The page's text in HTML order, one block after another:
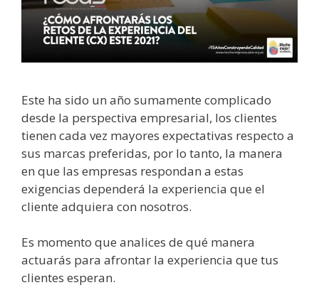
Este ha sido un año sumamente complicado
desde la perspectiva empresarial, los clientes
tienen cada vez mayores expectativas respecto a
sus marcas preferidas, por lo tanto, la manera
en que las empresas respondan a estas
exigencias dependerá la experiencia que el
cliente adquiera con nosotros.
Es momento que analices de qué manera
actuarás para afrontar la experiencia que tus
clientes esperan.